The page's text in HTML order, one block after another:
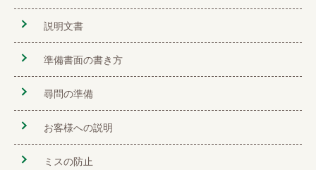
説明文書
準備書面の書き方
尋問の準備
お客様への説明
ミスの防止